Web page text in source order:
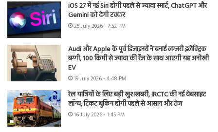
iOS 27 में नई Siri होगी पहले से ज्यादा स्मार्ट, ChatGPT और
Gemini को देगी टक्कर
25 July 2026 - 7:52 PM
Audi और Apple के पूर्व डिजाइनरों ने बनाई लग्जरी इलेक्ट्रिक
बग्गी, 100 किमी से ज्यादा की रेंज के साथ आएगी यह अनोखी
EV
19 July 2026 - 4:48 PM
रेल यात्रियों के लिए बड़ी खुशखबरी, IRCTC की नई वेबसाइट
लॉन्च, टिकट बुकिंग होगी पहले से आसान और तेज
16 July 2026 - 1:45 PM